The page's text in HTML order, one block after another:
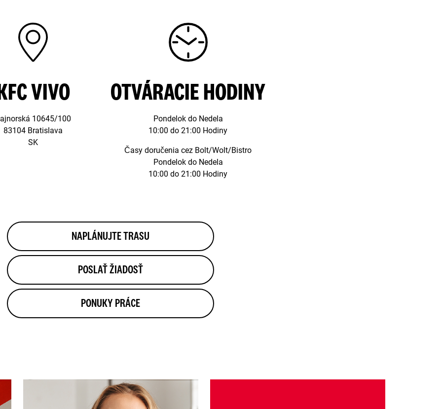
VIVO
10645/100
83104 Bratislava
SK
OTVÁRACIE HODINY
Pondelok do Nedela
10:00 do 21:00 Hodiny
Časy doručenia cez Bolt/Wolt/Bistro
Pondelok do Nedela
10:00 do 21:00 Hodiny
NAPLÁNUJTE TRASU
POSLAŤ ŽIADOSŤ
PONUKY PRÁCE